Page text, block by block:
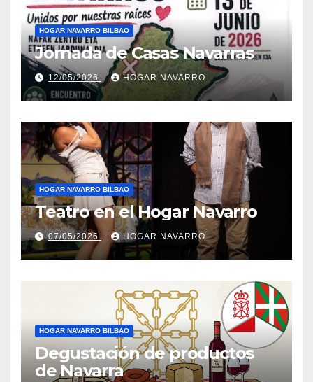
HOGAR NAVARRO BILBAO
Jornada de Casas Navarras
12/05/2026 HOGAR NAVARRO
HOGAR NAVARRO BILBAO
Teatro en el Hogar Navarro
07/05/2026 HOGAR NAVARRO
HOGAR NAVARRO BILBAO
Degustación de productos
de Navarra